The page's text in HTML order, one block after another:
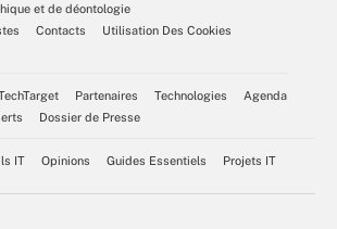
et de déontologie
Contacts
Utilisation Des Cookies
Partenaires Technologies
Agenda
Dossier de Presse
IT Opinions Guides Essentiels Projets IT